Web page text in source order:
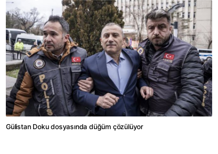
Gülistan Doku dosyasında düğüm çözülüyor